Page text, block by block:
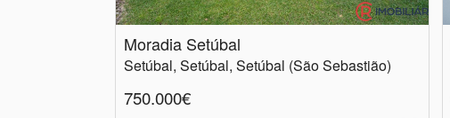
Moradia Setúbal
Setúbal, Setúbal, Setúbal (São Sebastião)
750.000€